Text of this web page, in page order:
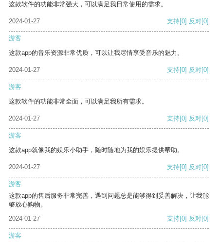
这款软件的功能非常强大，可以满足我日常使用的需求。
2024-01-27 支持[0] 反对[0]
游客
这款app的音乐资源非常优质，可以让我尽情享受音乐的魅力。
2024-01-27 支持[0] 反对[0]
游客
这款软件的功能非常全面，可以满足我所有需求。
2024-01-27 支持[0] 反对[0]
游客
这款app就像我的娱乐小助手，随时随地为我的娱乐提供帮助。
2024-01-27 支持[0] 反对[0]
游客
这款app的售后服务非常完善，遇到问题总是能够得到妥善解决，让我能
够放心购物。
2024-01-27
支持[0] 反对[0]
游客